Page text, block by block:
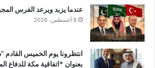
عندما يزبد ويرعد الفرس
8 أغسطس، 2026
انتظرونا يوم الخميس القادم
بعنوان *اتفاقية مكة للدفاع